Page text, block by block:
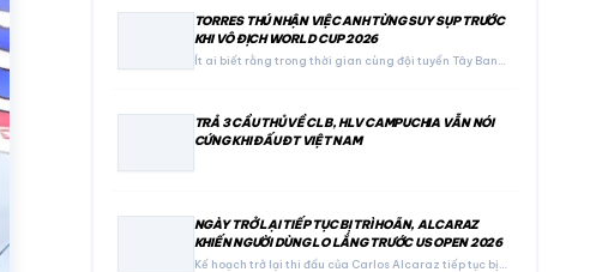
TORRES THÚ NHẬN VIỆC ANH TỪNG SUY SỤP TRƯỚC
KHI VÔ ĐỊCH WORLD CUP 2026
Ít ai biết rằng trong thời gian cùng đội tuyển Tây Ban…
TRẢ 3 CẦU THỦ VỀ CLB, HLV CAMPUCHIA VẪN NÓI
CỨNG KHI ĐẤU ĐT VIỆT NAM
NGÀY TRỞ LẠI TIẾP TỤC BỊ TRÌ HOÃN, ALCARAZ
KHIẾN NGƯỜI DÙNG LO LẮNG TRƯỚC US OPEN 2026
Kế hoạch trở lại thi đấu của Carlos Alcaraz tiếp tục bị…